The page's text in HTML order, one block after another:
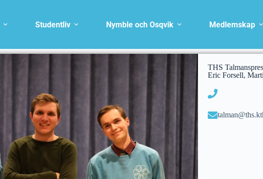
Studentliv Nymble och Osqvik Medlemskap
THS
Eric Forsell,